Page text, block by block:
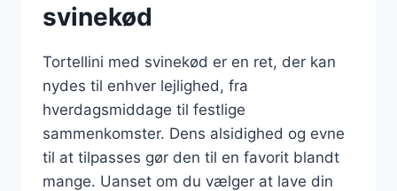
svinekød
Tortellini med svinekød er en ret, der kan
nydes til enhver lejlighed, fra
hverdagsmiddage til festlige
sammenkomster. Dens alsidighed og evne
til at tilpasses gør den til en favorit blandt
mange. Uanset om du vælger at lave din